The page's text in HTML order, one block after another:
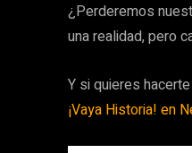
¿Perderemos
una realidad, pero
Y si quieres
¡Vaya Historia! en